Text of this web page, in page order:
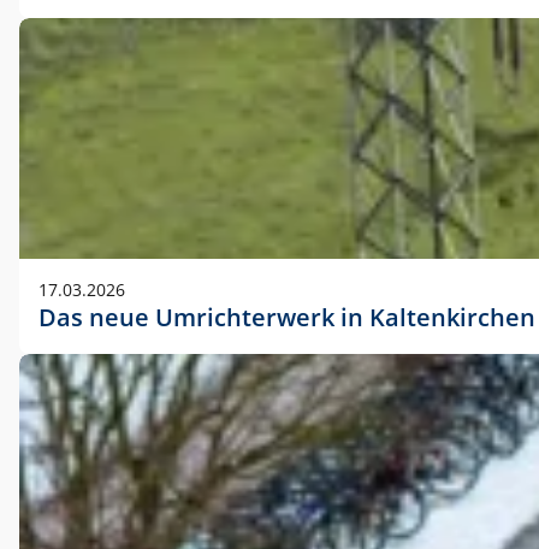
17.03.2026
Das neue Umrichterwerk in Kaltenkirchen